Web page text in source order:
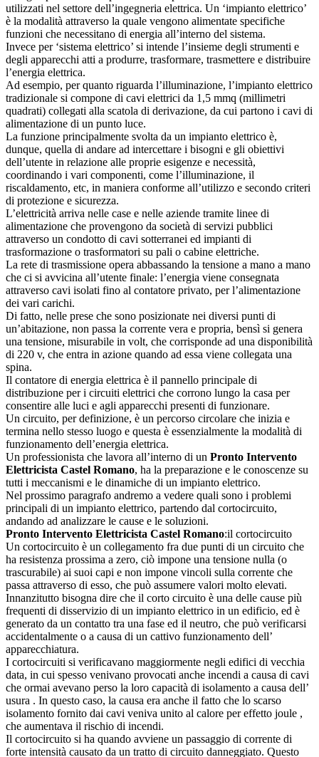
utilizzati nel settore dell’ingegneria elettrica. Un ‘impianto elettrico’
è la modalità attraverso la quale vengono alimentate specifiche
funzioni che necessitano di energia all’interno del sistema.
Invece per ‘sistema elettrico’ si intende l’insieme degli strumenti e
degli apparecchi atti a produrre, trasformare, trasmettere e distribuire
l’energia elettrica.
Ad esempio, per quanto riguarda l’illuminazione, l’impianto elettrico
tradizionale si compone di cavi elettrici da 1,5 mmq (millimetri
quadrati) collegati alla scatola di derivazione, da cui partono i cavi di
alimentazione di un punto luce.
La funzione principalmente svolta da un impianto elettrico è,
dunque, quella di andare ad intercettare i bisogni e gli obiettivi
dell’utente in relazione alle proprie esigenze e necessità,
coordinando i vari componenti, come l’illuminazione, il
riscaldamento, etc, in maniera conforme all’utilizzo e secondo criteri
di protezione e sicurezza.
L’elettricità arriva nelle case e nelle aziende tramite linee di
alimentazione che provengono da società di servizi pubblici
attraverso un condotto di cavi sotterranei ed impianti di
trasformazione o trasformatori su pali o cabine elettriche.
La rete di trasmissione opera abbassando la tensione a mano a mano
che ci si avvicina all’utente finale: l’energia viene consegnata
attraverso cavi isolati fino al contatore privato, per l’alimentazione
dei vari carichi.
Di fatto, nelle prese che sono posizionate nei diversi punti di
un’abitazione, non passa la corrente vera e propria, bensì si genera
una tensione, misurabile in volt, che corrisponde ad una disponibilità
di 220 v, che entra in azione quando ad essa viene collegata una
spina.
Il contatore di energia elettrica è il pannello principale di
distribuzione per i circuiti elettrici che corrono lungo la casa per
consentire alle luci e agli apparecchi presenti di funzionare.
Un circuito, per definizione, è un percorso circolare che inizia e
termina nello stesso luogo e questa è essenzialmente la modalità di
funzionamento dell’energia elettrica.
Un professionista che lavora all’interno di un Pronto Intervento
Elettricista Castel Romano, ha la preparazione e le conoscenze su
tutti i meccanismi e le dinamiche di un impianto elettrico.
Nel prossimo paragrafo andremo a vedere quali sono i problemi
principali di un impianto elettrico, partendo dal cortocircuito,
andando ad analizzare le cause e le soluzioni.
Pronto Intervento Elettricista Castel Romano:il cortocircuito
Un cortocircuito è un collegamento fra due punti di un circuito che
ha resistenza prossima a zero, ciò impone una tensione nulla (o
trascurabile) ai suoi capi e non impone vincoli sulla corrente che
passa attraverso di esso, che può assumere valori molto elevati.
Innanzitutto bisogna dire che il corto circuito è una delle cause più
frequenti di disservizio di un impianto elettrico in un edificio, ed è
generato da un contatto tra una fase ed il neutro, che può verificarsi
accidentalmente o a causa di un cattivo funzionamento dell’
apparecchiatura.
I cortocircuiti si verificavano maggiormente negli edifici di vecchia
data, in cui spesso venivano provocati anche incendi a causa di cavi
che ormai avevano perso la loro capacità di isolamento a causa dell’
usura . In questo caso, la causa era anche il fatto che lo scarso
isolamento fornito dai cavi veniva unito al calore per effetto joule ,
che aumentava il rischio di incendi.
Il cortocircuito si ha quando avviene un passaggio di corrente di
forte intensità causato da un tratto di circuito danneggiato. Questo